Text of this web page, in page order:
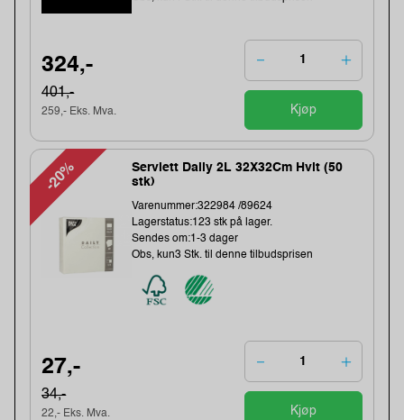
324,-
401,-
259,- Eks. Mva. Kjøp
-20%
Serviett Daily 2L 32X32Cm Hvit (50
stk)
Varenummer:322984 /89624
Lagerstatus:123 stk på lager.
Sendes om:1-3 dager
Obs, kun3 Stk. til denne tilbudsprisen
27,-
34,-
22,- Eks. Mva. Kjøp